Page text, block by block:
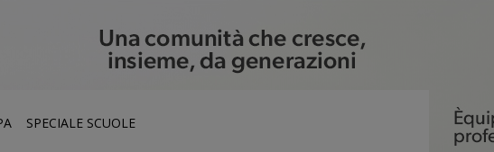
SPECIALE SCUOLE